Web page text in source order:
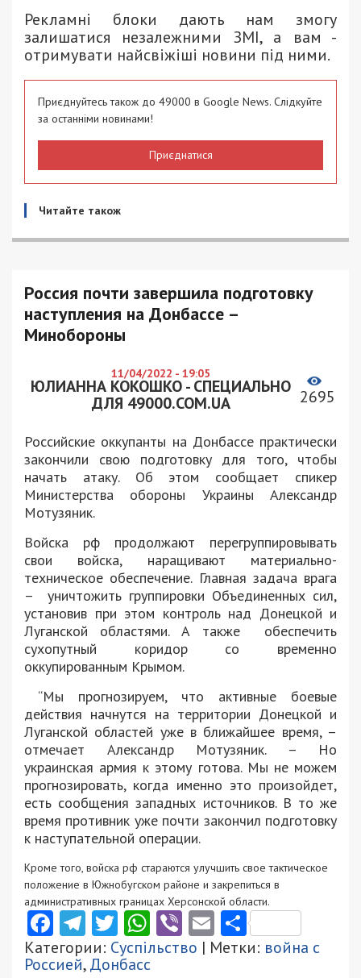
Рекламні блоки дають нам змогу
залишатися незалежними ЗМІ, а вам -
отримувати найсвіжіші новини під ними.
Приєднуйтесь також до 49000 в Google News. Слідкуйте
за останніми новинами!
Приєднатися
Читайте також
Россия почти завершила подготовку
наступления на Донбассе –
Минобороны
11/04/2022 - 19:05
ЮЛИАННА КОКОШКО - СПЕЦИАЛЬНО
ДЛЯ 49000.COM.UA
2695
Российские оккупанты на Донбассе практически
закончили свою подготовку для того, чтобы
начать атаку. Об этом сообщает спикер
Министерства обороны Украины Александр
Мотузяник.
Войска рф продолжают перегруппировывать
свои войска, наращивают материально-
техническое обеспечение. Главная задача врага
– уничтожить группировки Объединенных сил,
установив при этом контроль над Донецкой и
Луганской областями. А также обеспечить
сухопутный коридор со временно
оккупированным Крымом.
“Мы прогнозируем, что активные боевые
действия начнутся на территории Донецкой и
Луганской областей уже в ближайшее время, –
отмечает Александр Мотузяник. – Но
украинская армия к этому готова. Мы не можем
прогнозировать, когда именно это произойдет,
есть сообщения западных источников. В то же
время противник уже почти закончил подготовку
к наступательной операции.
Кроме того, войска рф стараются улучшить свое тактическое
положение в Южнобугском районе и закрепиться в
административных границах Херсонской области.
Facebook
Telegram
Twitter
WhatsApp
ViberEmail
Категории: Суспільство | Метки: война с
Россией,Донбасс